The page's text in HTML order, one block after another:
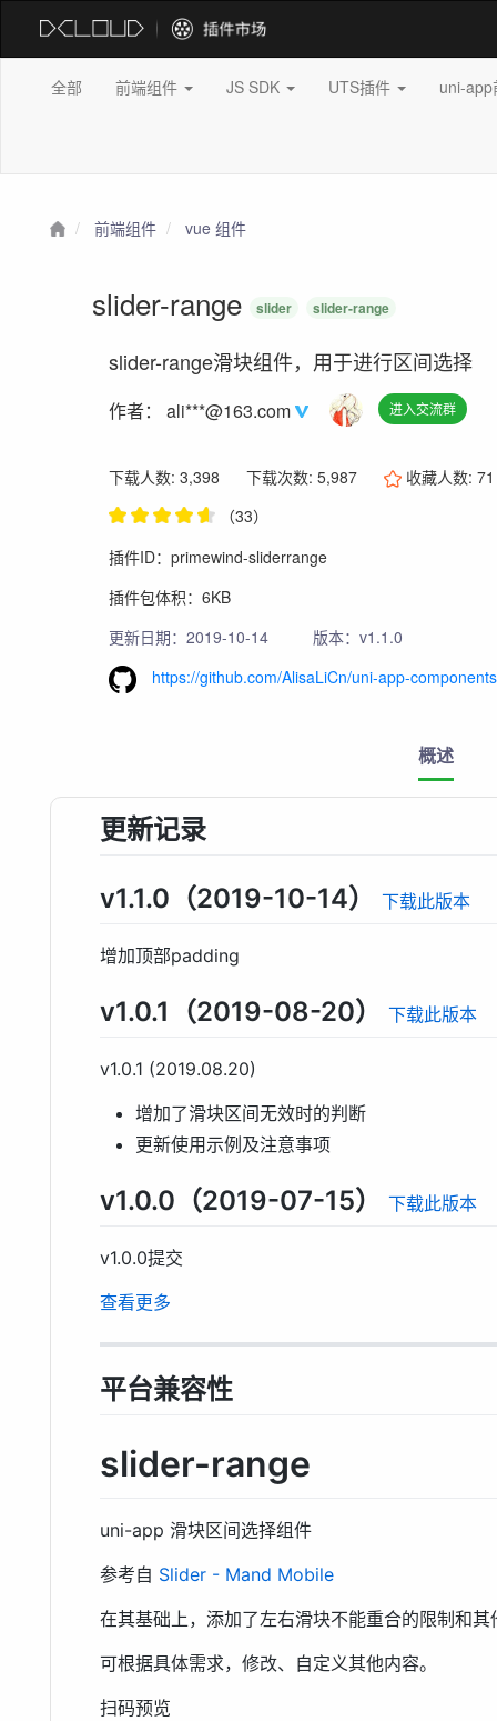
全部 前端组件 JS SDK UTS插件 uni-
前端组件 vue 组件
slider-range slider slider-range
slider-range滑块组件，用于进行区间选择
作者：ali***@163.com 进入交流群
下载人数: 3,398 下载次数: 5,987 收藏人数:71
（33）
插件ID：primewind-sliderrange
插件包体积：6KB
更新日期：2019-10-14
版本：v1.1.0
https://github.com/AlisaLiCn/uni-app-components
概述
更新记录
v1.1.0（2019-10-14） 下载此版本
增加顶部padding
v1.0.1（2019-08-20） 下载此版本
v1.0.1 (2019.08.20)
增加了滑块区间无效时的判断
更新使用示例及注意事项
v1.0.0（2019-07-15） 下载此版本
v1.0.0提交
查看更多
平台兼容性
slider-range
uni-app 滑块区间选择组件
参考自 Slider - Mand Mobile
在其基础上，添加了左右滑块不能重合的限制和其
可根据具体需求，修改、自定义其他内容。
扫码预览